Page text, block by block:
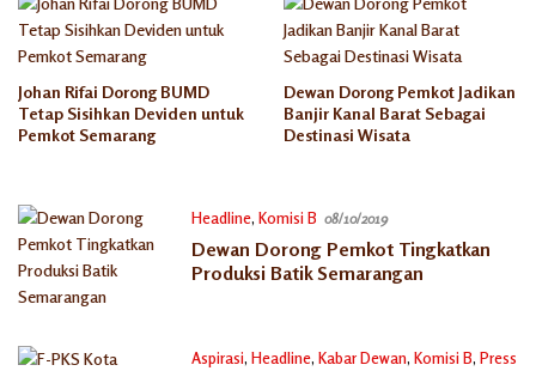
Johan Rifai Dorong BUMD
Tetap Sisihkan Deviden untuk
Pemkot Semarang
Dewan Dorong Pemkot Jadikan
Banjir Kanal Barat Sebagai
Destinasi Wisata
Headline, Komisi B 08/10/2019
Dewan Dorong Pemkot Tingkatkan
Produksi Batik Semarangan
Aspirasi, Headline, Kabar Dewan, Komisi B, Press